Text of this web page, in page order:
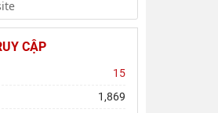
CẬP
15
1,869